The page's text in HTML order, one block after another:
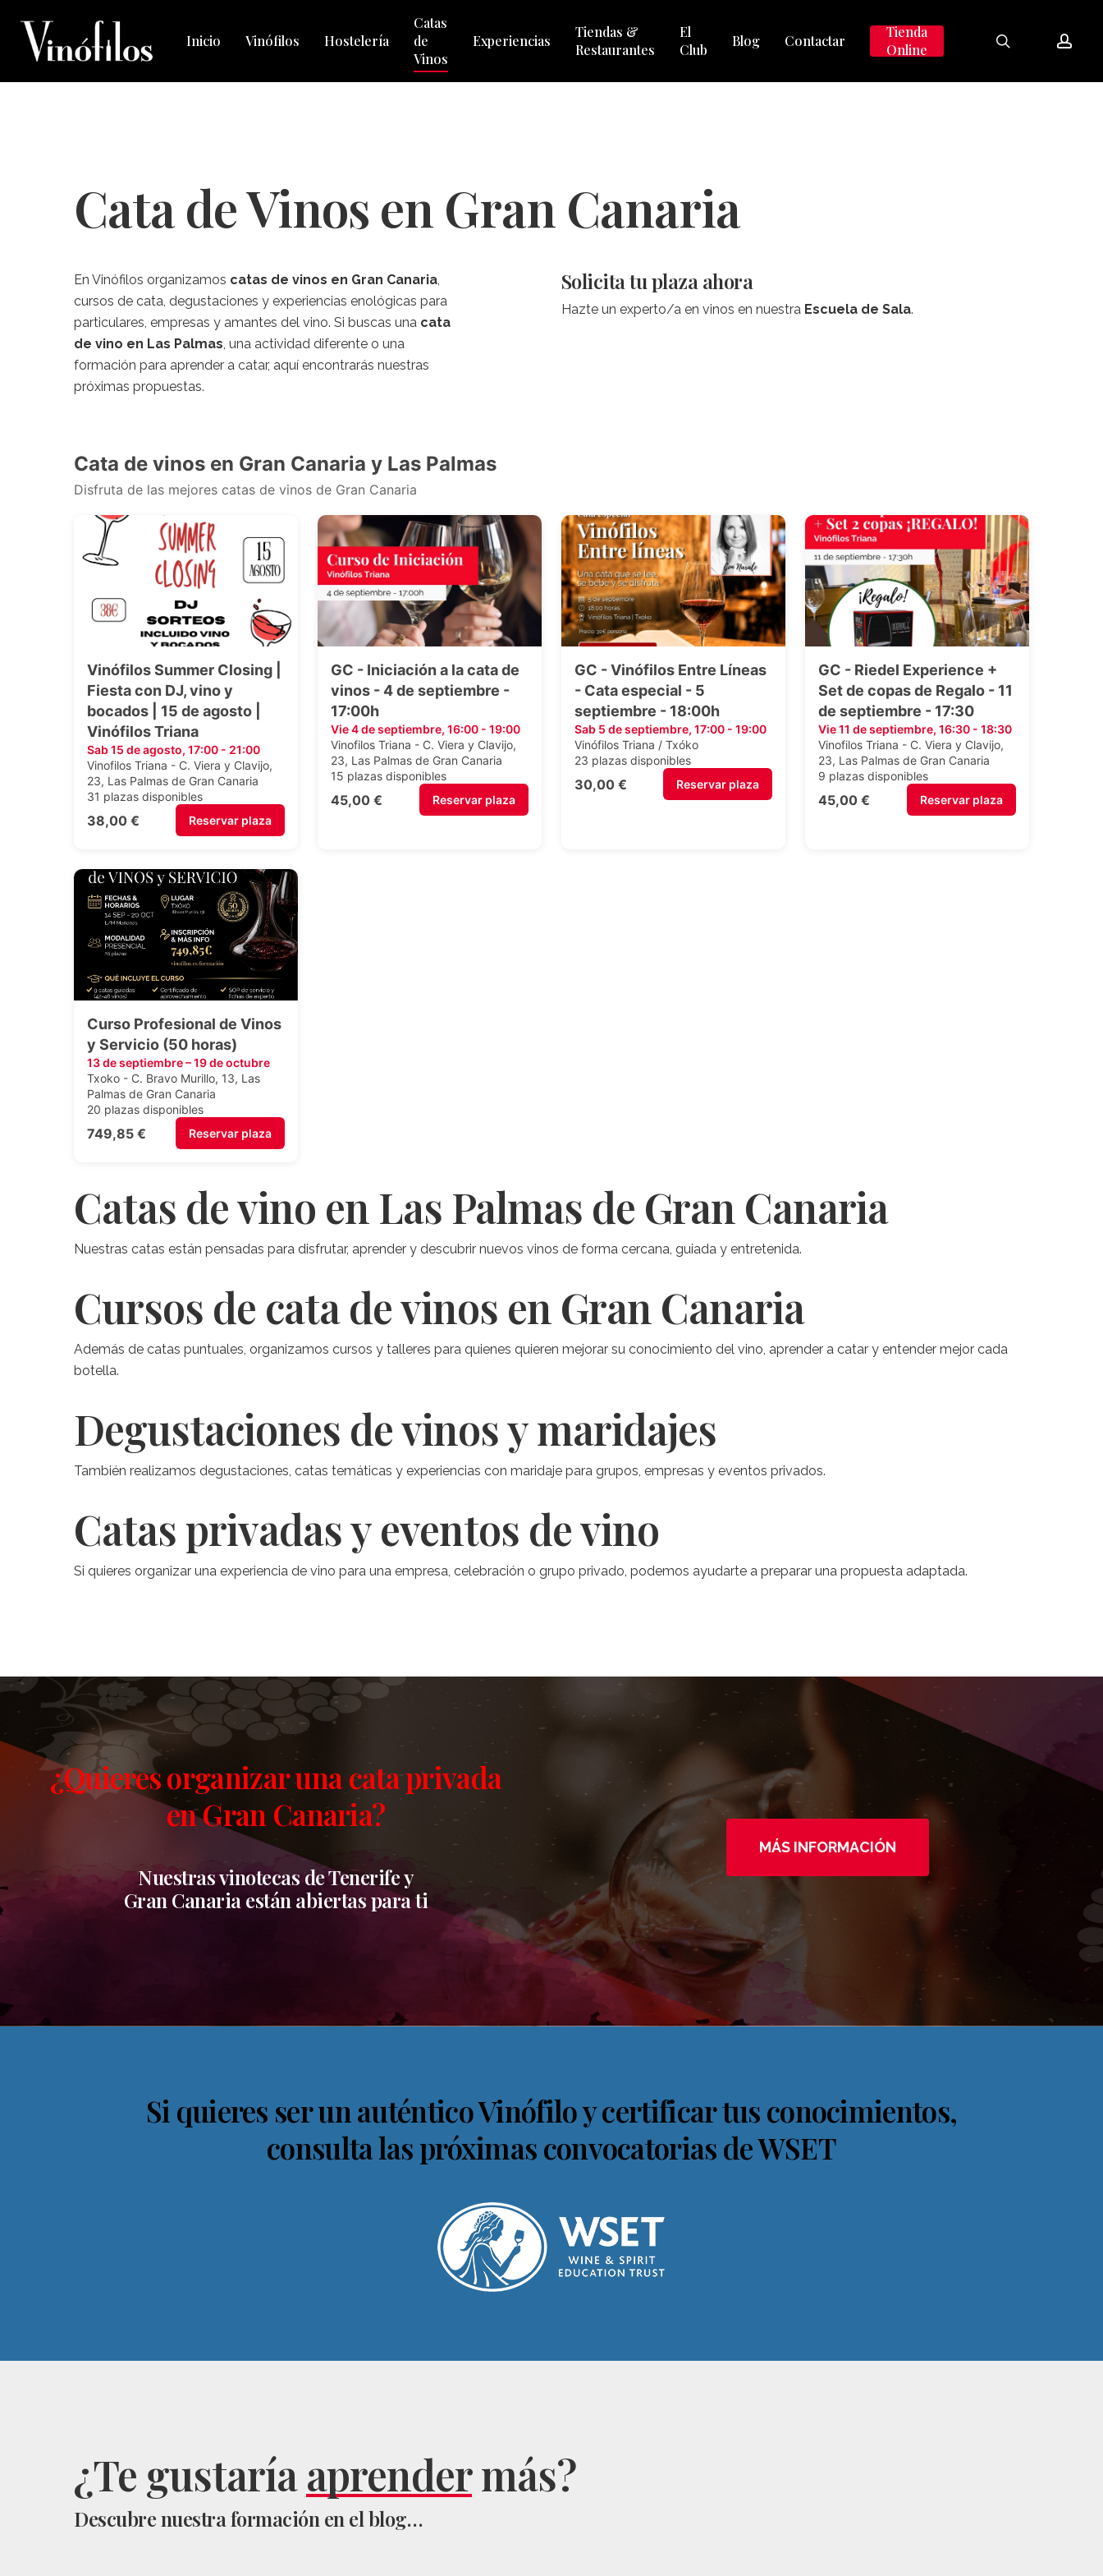
Inicio Vinófilos Hostelería
Catas
de
Vinos
Experiencias
Tiendas &
Restaurantes
El
Club
Blog Contactar
Tienda
Online
Cata de Vinos en Gran Canaria
En Vinófilos organizamos catas de vinos en Gran Canaria,
cursos de cata, degustaciones y experiencias enológicas para
particulares, empresas y amantes del vino. Si buscas una cata
de vino en Las Palmas, una actividad diferente o una
formación para aprender a catar, aquí encontrarás nuestras
próximas propuestas.
Solicita tu plaza ahora
Hazte un experto/a en vinos en nuestra Escuela de Sala.
Catas de vino en Las Palmas de Gran Canaria
Nuestras catas están pensadas para disfrutar, aprender y descubrir nuevos vinos de forma cercana, guiada y entretenida.
Cursos de cata de vinos en Gran Canaria
Además de catas puntuales, organizamos cursos y talleres para quienes quieren mejorar su conocimiento del vino, aprender a catar y entender mejor cada
botella.
Degustaciones de vinos y maridajes
También realizamos degustaciones, catas temáticas y experiencias con maridaje para grupos, empresas y eventos privados.
Catas privadas y eventos de vino
Si quieres organizar una experiencia de vino para una empresa, celebración o grupo privado, podemos ayudarte a preparar una propuesta adaptada.
¿Quieres organizar una cata privada
en Gran Canaria?
Nuestras vinotecas de Tenerife y
Gran Canaria están abiertas para ti
MÁS INFORMACIÓN
Si quieres ser un auténtico Vinófilo y certificar tus conocimientos,
consulta las próximas convocatorias de WSET
¿Te gustaríaaprendermás?
Descubre nuestra formación en el blog…